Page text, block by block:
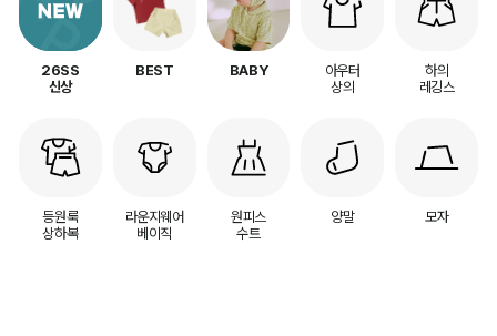
26SS
신상
BEST BABY
아우터
상의
하의
레깅스
등원룩
상하복
라운지웨어
베이직
원피스
수트
양말 모자